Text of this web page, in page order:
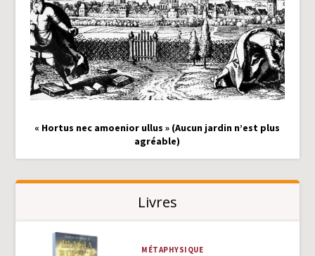
« Hortus nec amoenior ullus » (Aucun jardin n’est plus
agréable)
Livres
MÉTAPHYSIQUE